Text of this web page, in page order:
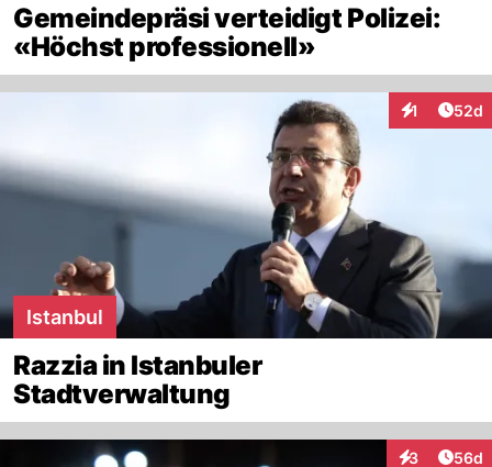
Gemeindepräsi verteidigt Polizei:
«Höchst professionell»
1
Interaktionen
52d
Istanbul
Razzia in Istanbuler
Stadtverwaltung
3 56d